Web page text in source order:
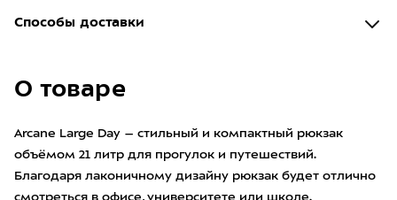
Способы доставки
О товаре
Arcane Large Day – стильный и компактный рюкзак
объёмом 21 литр для прогулок и путешествий.
Благодаря лаконичному дизайну рюкзак будет отлично
смотреться в офисе, университете или школе.